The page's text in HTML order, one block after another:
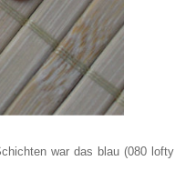
war das blau (080 lofty